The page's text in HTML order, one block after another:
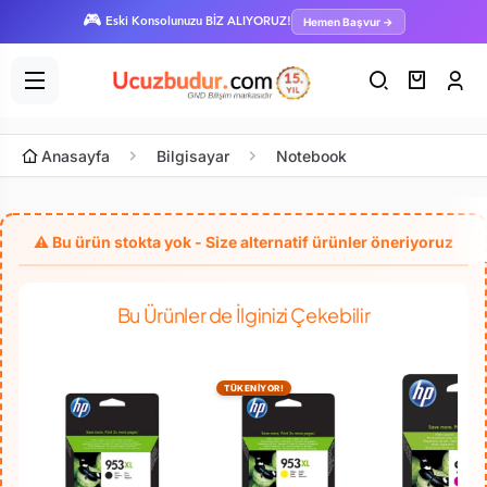
🎮 Eski Konsolunuzu BİZ ALIYORUZ! Hemen Başvur →
Anasayfa Bilgisayar Notebook
Bu Ürünler de İlginizi Çekebilir
TÜKENİYOR!